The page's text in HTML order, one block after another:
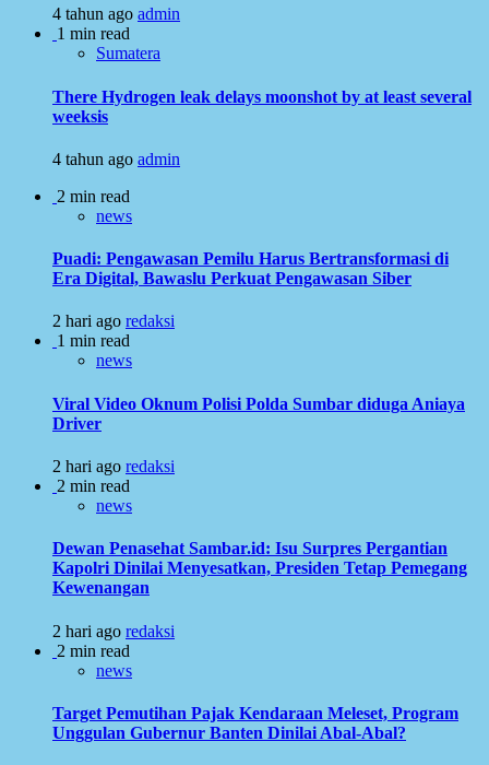
4 tahun ago admin
1 min read
Sumatera
There Hydrogen leak delays moonshot by at least several
weeksis
4 tahun ago admin
2 min read
news
Puadi: Pengawasan Pemilu Harus Bertransformasi di
Era Digital, Bawaslu Perkuat Pengawasan Siber
2 hari ago redaksi
1 min read
news
Viral Video Oknum Polisi Polda Sumbar diduga Aniaya
Driver
2 hari ago redaksi
2 min read
news
Dewan Penasehat Sambar.id: Isu Surpres Pergantian
Kapolri Dinilai Menyesatkan, Presiden Tetap Pemegang
Kewenangan
2 hari ago redaksi
2 min read
news
Target Pemutihan Pajak Kendaraan Meleset, Program
Unggulan Gubernur Banten Dinilai Abal-Abal?